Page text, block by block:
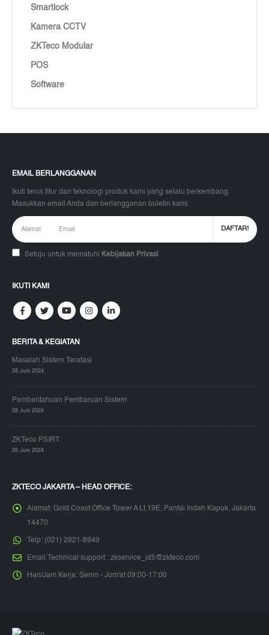
Smartlock
Kamera CCTV
ZKTeco Modular
POS
Software
EMAIL BERLANGGANAN
Ikuti terus fitur dan teknologi produk kami yang selalu berkembang.
Masukkan email Anda dan berlangganan buletin kami.
Setuju untuk mematuhi Kebijakan Privasi
IKUTI KAMI
BERITA & KEGIATAN
Masalah Sistem Teratasi
28 Juni 2024
Pemberitahuan Pembaruan Sistem
28 Juni 2024
ZKTeco PSIRT
28 Juni 2024
ZKTECO JAKARTA – HEAD OFFICE:
Alamat: Gold Coast Office Tower A Lt.19E, Pantai Indah Kapuk, Jakarta
14470
Telp: (021) 2921-8949
Email Technical support : zkservice_id5@zkteco.com
Hari/Jam Kerja: Senin - Jum'at 09:00-17:00